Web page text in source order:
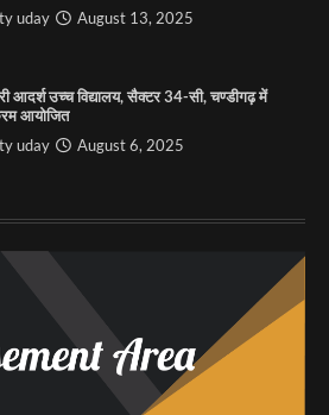
uday August 13, 2025
आदर्श उच्च विद्यालय, सैक्टर 34-सी, चण्डीगढ़ में
आयोजित
uday August 6, 2025